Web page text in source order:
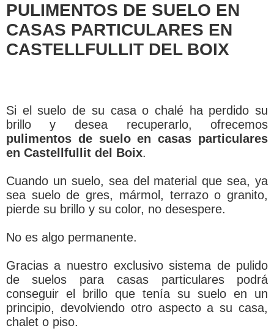
PULIMENTOS DE SUELO EN
CASAS PARTICULARES EN
CASTELLFULLIT DEL BOIX
Si el suelo de su casa o chalé ha perdido su
brillo y desea recuperarlo, ofrecemos
pulimentos de suelo en casas particulares
en Castellfullit del Boix.
Cuando un suelo, sea del material que sea, ya
sea suelo de gres, mármol, terrazo o granito,
pierde su brillo y su color, no desespere.
No es algo permanente.
Gracias a nuestro exclusivo sistema de pulido
de suelos para casas particulares podrá
conseguir el brillo que tení­a su suelo en un
principio, devolviendo otro aspecto a su casa,
chalet o piso.